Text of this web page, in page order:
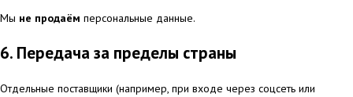
Мы не продаём персональные данные.
6. Передача за пределы страны
Отдельные поставщики (например, при входе через соцсеть или